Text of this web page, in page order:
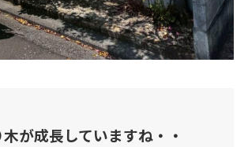
が成長していますね・・